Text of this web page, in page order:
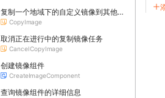
复制一个地域下的自定义镜像到其他地域
CopyImage
取消正在进行中的复制镜像任务
CancelCopyImage
创建镜像组件
CreateImageComponent
查询镜像组件的详细信息